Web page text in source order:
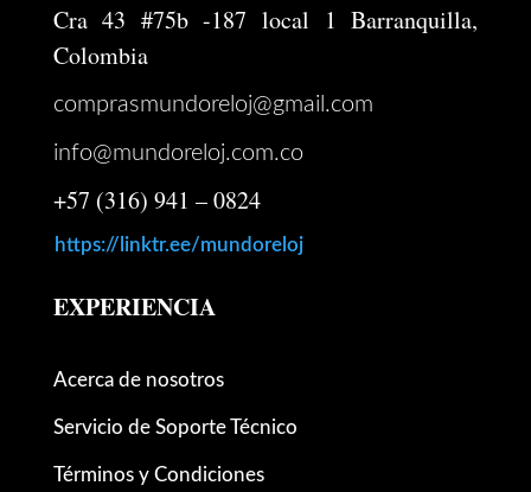
Cra 43 #75b -187 local 1 Barranquilla,
Colombia
comprasmundoreloj@gmail.com
info@mundoreloj.com.co
+57 (316) 941 – 0824
https://linktr.ee/mundoreloj
EXPERIENCIA
Acerca de nosotros
Servicio de Soporte Técnico
Términos y Condiciones